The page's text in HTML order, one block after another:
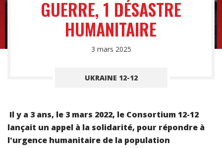
GUERRE, 1 DÉSASTRE
HUMANITAIRE
3 mars 2025
UKRAINE 12-12
Il y a 3 ans, le 3 mars 2022, le Consortium 12-12
lançait un appel à la solidarité, pour répondre à
l'urgence humanitaire de la population